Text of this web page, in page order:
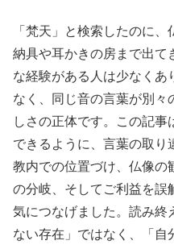
「梵天」と検索したのに
納具や耳かきの房まで出て
な経験がある人は少なくあ
なく、同じ音の言葉が別々
しさの正体です。この記事
できるように、言葉の取り
教内での位置づけ、仏像の
の分岐、そしてご利益を誤
気につなげました。読み終
ない存在」ではなく、「自